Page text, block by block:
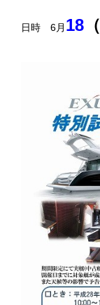
日時 6月 18 （